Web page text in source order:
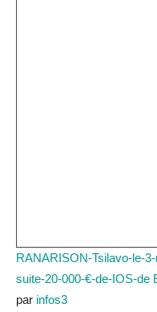
RANARISON-Tsilavo-le-
suite-20-000-€-de-IOS-de
par infos3